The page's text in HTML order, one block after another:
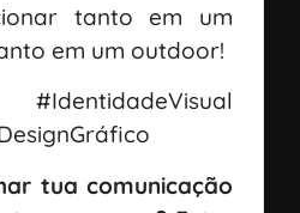
tanto em um
em um outdoor!
tua comunicação